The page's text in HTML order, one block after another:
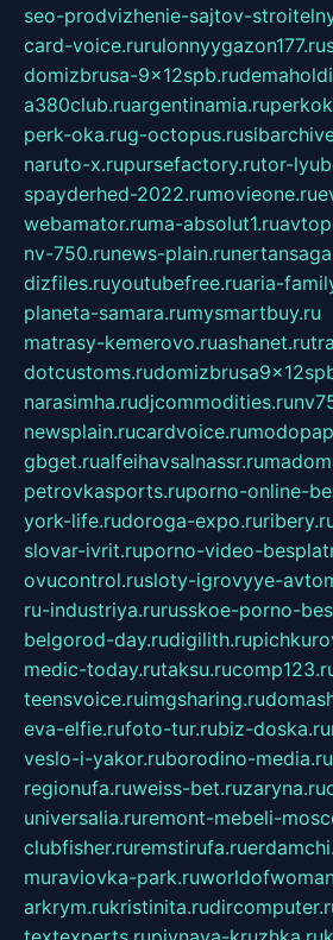
seo-prodvizhenie-sajtov-
card-voice.rurulonnyygazon177.ru
domizbrusa-9x12spb.ru
a380club.ruargentinamia.ru
perk-oka.rug-octopus.ru
naruto-x.rupursefactory.rutor-
spayderhed-2022.rumovieone.ru
webamator.ruma-absolut1.ru
nv-750.runews-plain.ru
dizfiles.ruyoutubefree.ruaria-
planeta-samara.rumysmartbuy.ru
matrasy-kemerovo.ruashanet.ru
dotcustoms.ru
narasimha.rudjcommodities.ru
newsplain.rucardvoice.ru
gbget.rualfeihavsalnassr.ru
petrovkasports.ruporno-online-
york-life.rudoroga-expo.ru
slovar-ivrit.ruporno-video-
ovucontrol.rusloty-igrovyye-
ru-industriya.rurusskoe-porno-
belgorod-day.rudigilith.ru
medic-today.rutaksu.ru
teensvoice.ruimgsharing.ru
eva-elfie.rufoto-tur.rubiz-doska.ru
veslo-i-yakor.ruborodino-media.ru
regionufa.ruweiss-bet.ruzaryna.ru
universalia.ruremont-mebeli-
clubfisher.ruremstirufa.ru
muraviovka-park.ru
arkrym.rukristinita.ru